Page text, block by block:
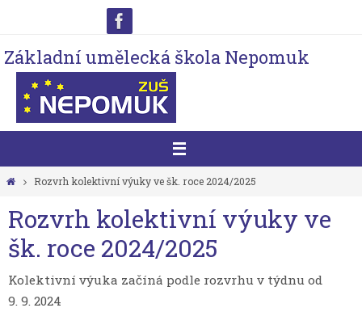
obsah
Základní umělecká škola Nepomuk
HomeRozvrh kolektivní výuky ve šk. roce 2024/2025
Rozvrh kolektivní výuky ve
šk. roce 2024/2025
Kolektivní výuka začíná podle rozvrhu v týdnu od
9. 9. 2024